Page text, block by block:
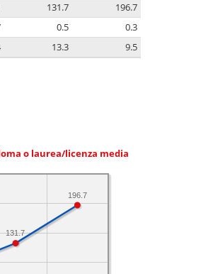
131.7
196.7
0.5
0.3
13.3 9.5
o laurea/licenza media
196.7
131.7